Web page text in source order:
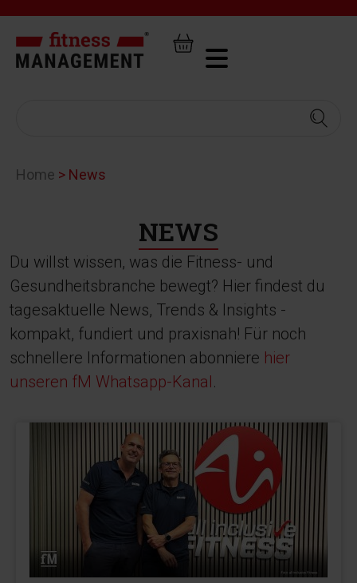
Home > News
NEWS
Du willst wissen, was die Fitness- und
Gesundheitsbranche bewegt? Hier findest du
tagesaktuelle News, Trends & Insights -
kompakt, fundiert und praxisnah! Für noch
schnellere Informationen abonniere hier
unseren fM Whatsapp-Kanal.